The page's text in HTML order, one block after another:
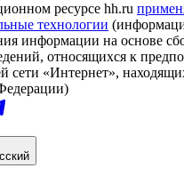
ресурсе hh.ru
технологии
информации на основе
относящихся к
сети «Интернет»,